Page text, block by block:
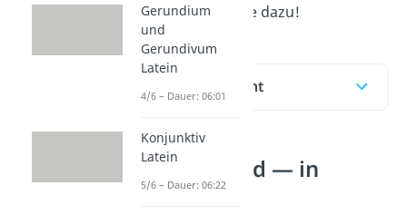
wir dir alles Wichtige dazu!
Inhaltsübersicht
qui quae quod — in
Latein
Gerundium
und
Gerundivum
Latein
4/6 – Dauer: 06:01
Konjunktiv
Latein
5/6 – Dauer: 06:22